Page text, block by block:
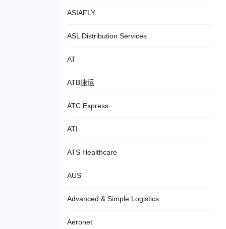
ASIAFLY
ASL Distribution Services
AT
ATB速运
ATC Express
ATI
ATS Healthcare
AUS
Advanced & Simple Logistics
Aeronet